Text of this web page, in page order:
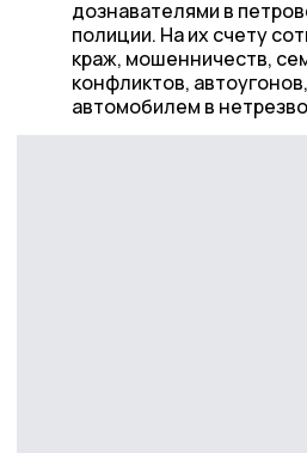
дознавателями в
полиции. На их счету
краж, мошенничеств,
конфликтов,
автомобилем в